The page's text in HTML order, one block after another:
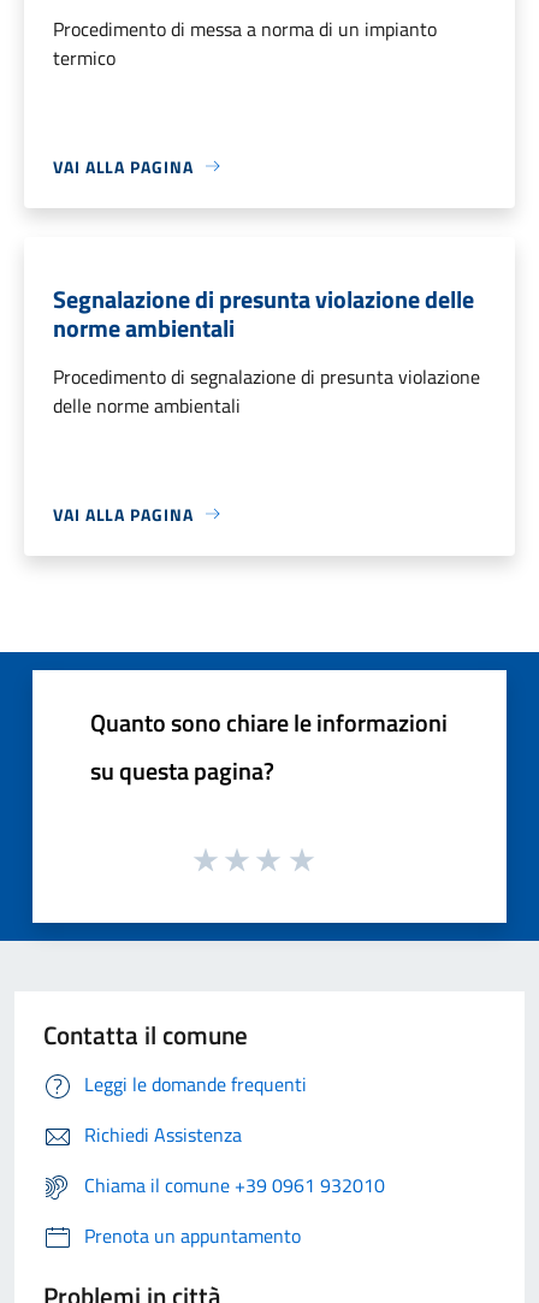
Procedimento di messa a norma di un impianto
termico
VAI ALLA PAGINA
Segnalazione di presunta violazione delle
norme ambientali
Procedimento di segnalazione di presunta violazione
delle norme ambientali
VAI ALLA PAGINA
Quanto sono chiare le informazioni
su questa pagina?
Contatta il comune
Leggi le domande frequenti
Richiedi Assistenza
Chiama il comune +39 0961 932010
Prenota un appuntamento